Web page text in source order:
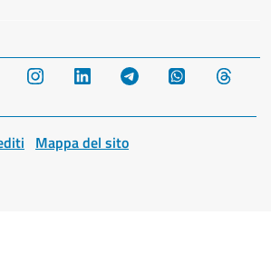
YouTube Instagram LinkedIn Telegram WhatsApp
Mappa del sito